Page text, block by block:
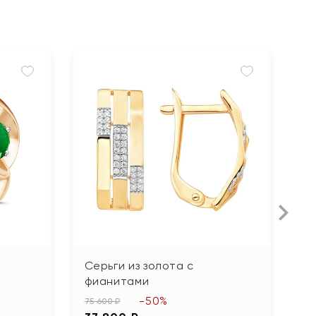
Серьги из золота с
фианитами
75 600 ₽ -50%